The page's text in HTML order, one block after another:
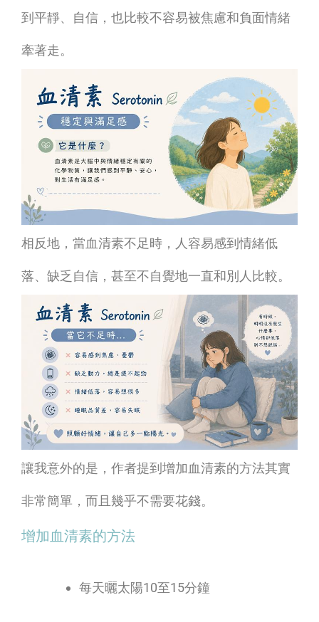
到平靜、自信，也比較不容易被焦慮和負面情緒
牽著走。
相反地，當血清素不足時，人容易感到情緒低
落、缺乏自信，甚至不自覺地一直和別人比較。
讓我意外的是，作者提到增加血清素的方法其實
非常簡單，而且幾乎不需要花錢。
增加血清素的方法
每天曬太陽10至15分鐘